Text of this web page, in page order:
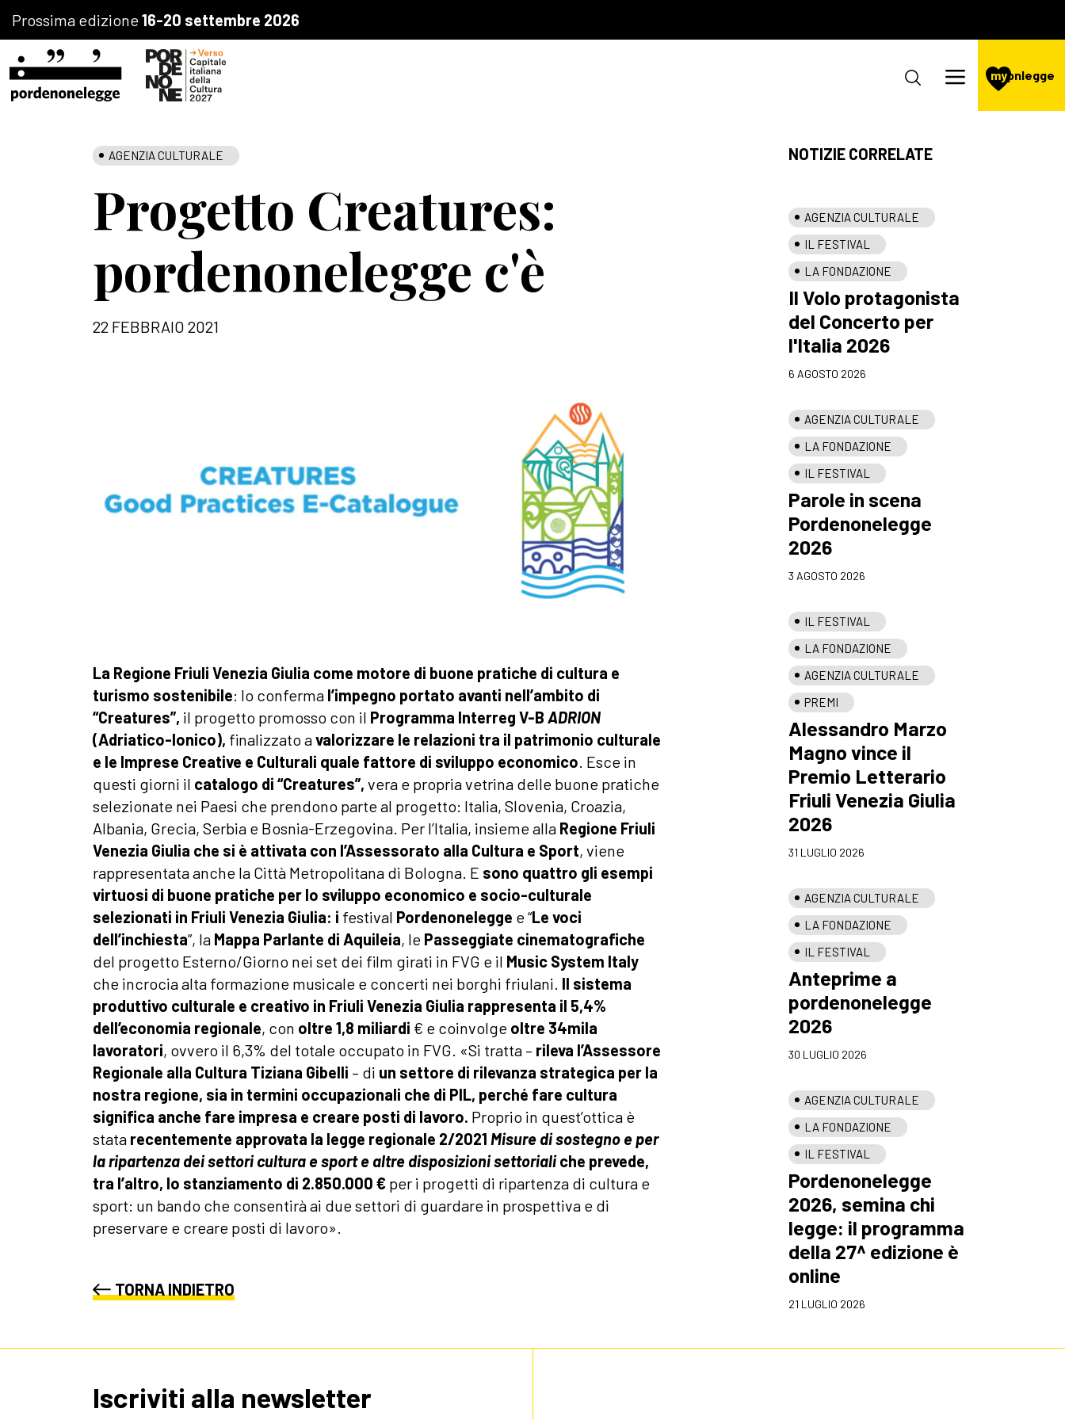
Prossima edizione16-20 settembre 2026
mypnlegge
AGENZIA CULTURALE
Progetto Creatures:
pordenonelegge c'è
22 FEBBRAIO 2021
La Regione Friuli Venezia Giulia come motore di buone pratiche di cultura e
turismo sostenibile: lo conferma l’impegno portato avanti nell’ambito di
“Creatures”, il progetto promosso con il Programma Interreg V-B ADRION
(Adriatico-Ionico), finalizzato avalorizzare le relazioni tra il patrimonio culturale
e le Imprese Creative e Culturali quale fattore di sviluppo economico. Esce in
questi giorni il catalogo di “Creatures”, vera e propria vetrina delle buone pratiche
selezionate nei Paesi che prendono parte al progetto: Italia, Slovenia, Croazia,
Albania, Grecia, Serbia e Bosnia-Erzegovina. Per l’Italia, insieme alla Regione Friuli
Venezia Giulia che si è attivata con l’Assessorato alla Cultura e Sport, viene
rappresentata anche la Città Metropolitana di Bologna. E sono quattro gli esempi
virtuosi di buone pratiche per lo sviluppo economico e socio-culturale
selezionati in Friuli Venezia Giulia: i festival Pordenonelegge e “Le voci
dell’inchiesta”, la Mappa Parlante di Aquileia, le Passeggiate cinematografiche
del progetto Esterno/Giorno nei set dei film girati in FVG e il Music System Italy
che incrocia alta formazione musicale e concerti nei borghi friulani. Il sistema
produttivo culturale e creativo in Friuli Venezia Giulia rappresenta il 5,4%
dell’economia regionale, con oltre 1,8 miliardi € e coinvolge oltre 34mila
lavoratori, ovvero il 6,3% del totale occupato in FVG. «Si tratta – rileva l’Assessore
Regionale alla Cultura Tiziana Gibelli – di un settore di rilevanza strategica per la
nostra regione, sia in termini occupazionali che di PIL, perché fare cultura
significa anche fare impresa e creare posti di lavoro. Proprio in quest’ottica è
stata recentemente approvata la legge regionale 2/2021 Misure di sostegno e per
la ripartenza dei settori cultura e sport e altre disposizioni settorialiche prevede,
tra l’altro, lo stanziamento di 2.850.000 € per i progetti di ripartenza di cultura e
sport: un bando che consentirà ai due settori di guardare in prospettiva e di
preservare e creare posti di lavoro».
TORNA INDIETRO
NOTIZIE CORRELATE
AGENZIA CULTURALE
IL FESTIVAL
LA FONDAZIONE
Il Volo protagonista
del Concerto per
l'Italia 2026
6 AGOSTO 2026
AGENZIA CULTURALE
LA FONDAZIONE
IL FESTIVAL
Parole in scena
Pordenonelegge
2026
3 AGOSTO 2026
IL FESTIVAL
LA FONDAZIONE
AGENZIA CULTURALE
PREMI
Alessandro Marzo
Magno vince il
Premio Letterario
Friuli Venezia Giulia
2026
31 LUGLIO 2026
AGENZIA CULTURALE
LA FONDAZIONE
IL FESTIVAL
Anteprime a
pordenonelegge
2026
30 LUGLIO 2026
AGENZIA CULTURALE
LA FONDAZIONE
IL FESTIVAL
Pordenonelegge
2026, semina chi
legge: il programma
della 27^ edizione è
online
21 LUGLIO 2026
Iscriviti alla newsletter